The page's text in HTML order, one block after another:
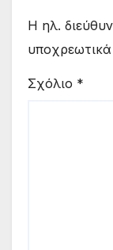
Η ηλ.
υποχρεωτικά
Σχόλιο *